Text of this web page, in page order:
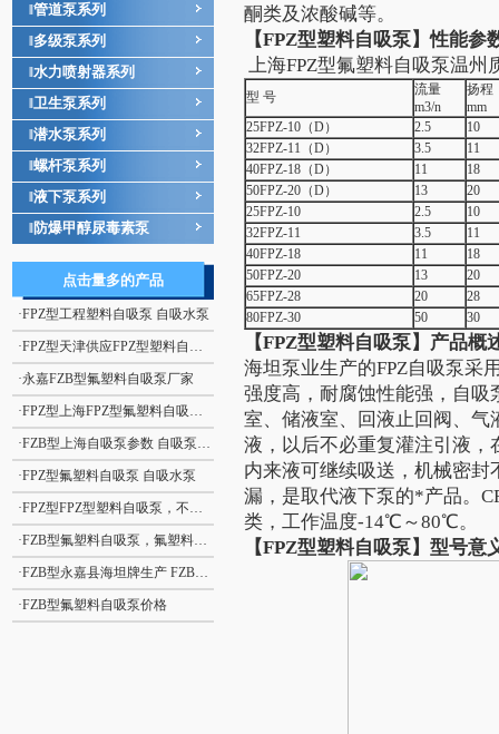
管道泵系列
多级泵系列
水力喷射器系列
卫生泵系列
潜水泵系列
螺杆泵系列
液下泵系列
防爆甲醇尿毒素泵
点击量多的产品
·FPZ型工程塑料自吸泵 自吸水泵
·FPZ型天津供应FPZ型塑料自吸泵，防爆氟塑料自吸泵
·永嘉FZB型氟塑料自吸泵厂家
·FPZ型上海FPZ型氟塑料自吸泵温州质量很好
·FZB型上海自吸泵参数 自吸泵原理 FZB型氟塑料自吸泵
·FPZ型氟塑料自吸泵 自吸水泵
·FPZ型FPZ型塑料自吸泵，不锈钢耐腐蚀自吸泵
·FZB型氟塑料自吸泵，氟塑料自吸泵 ，耐腐蚀自吸泵
·FZB型永嘉县海坦牌生产 FZB型氟塑料自吸泵
·FZB型氟塑料自吸泵价格
酮类及浓酸碱等。
【FPZ型塑料自吸泵】性能参
上海FPZ型氟塑料自吸泵温州
型 号
流量
m3/n
扬程
mm
25FPZ-10（D）
2.5
10
32FPZ-11（D）
3.5
11
40FPZ-18（D）
11
18
50FPZ-20（D）
13
20
25FPZ-10
2.5
10
32FPZ-11
3.5
11
40FPZ-18
11
18
50FPZ-20
13
20
65FPZ-28
20
28
80FPZ-30
50 30
【FPZ型塑料自吸泵】产品概
海坦泵业生产的FPZ自吸泵采
强度高，耐腐蚀性能强，自
室、储液室、回液止回阀、
液，以后不必重复灌注引液，
内来液可继续吸送，机械密
漏，是取代液下泵的*产品。
类，工作温度-14℃～80℃。
【FPZ型塑料自吸泵】型号意